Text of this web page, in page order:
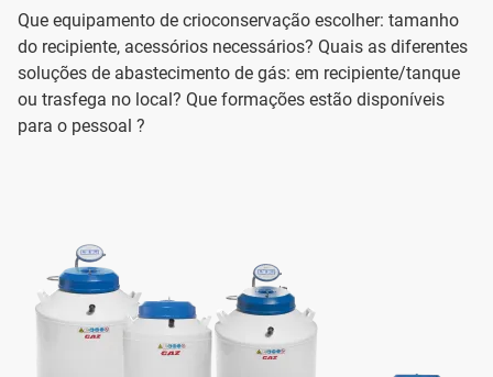
Que equipamento de crioconservação escolher: tamanho
do recipiente, acessórios necessários? Quais as diferentes
soluções de abastecimento de gás: em recipiente/tanque
ou trasfega no local? Que formações estão disponíveis
para o pessoal ?